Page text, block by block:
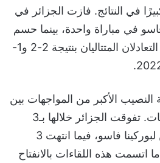
في النتائج. فازت الجزائر في
في مباراة واحدة، بينما حسم
التعادل مباراتين، أبرزها التعادلان المتتاليان بنتيجة 2-2 و1-
النصيب الأكبر من المواجهات بين
المنتخبين، بواقع 8 مباريات. تفوقت الجزائر خلالها بـ3
انتصارات، مقابل فوزين لبوركينا فاسو، فيما انتهت 3
ما اتسمت هذه اللقاءات بالانفتاح